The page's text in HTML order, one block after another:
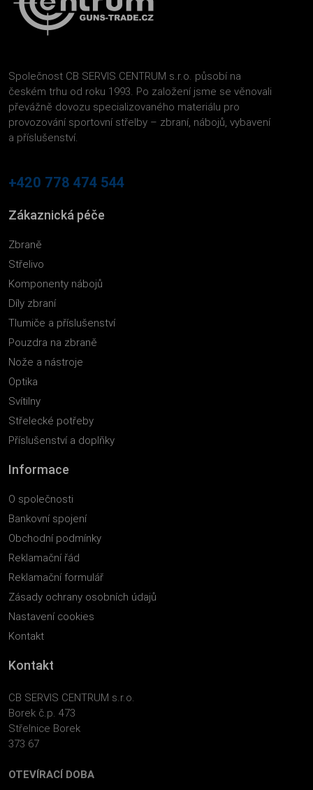
Společnost CB SERVIS CENTRUM s.r.o. působí na
českém trhu od roku 1993. Po založení jsme se věnovali
převážně dovozu specializovaného materiálu pro
provozování sportovní střelby – zbraní, nábojů, vybavení
a příslušenství.
+420 778 474 544
Zákaznická péče
Zbraně
Střelivo
Komponenty nábojů
Díly zbraní
Tlumiče a příslušenství
Pouzdra na zbraně
Nože a nástroje
Optika
Svítilny
Střelecké potřeby
Příslušenství a doplňky
Informace
O společnosti
Bankovní spojení
Obchodní podmínky
Reklamační řád
Reklamační formulář
Zásady ochrany osobních údajů
Nastavení cookies
Kontakt
Kontakt
CB SERVIS CENTRUM s.r.o.
Borek č.p. 473
Střelnice Borek
373 67
OTEVÍRACÍ DOBA